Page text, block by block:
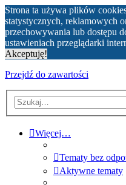
Strona ta używa plików
statystycznych, reklamowych
przechowywania lub dostępu
ustawieniach przeglądarki
Akceptuję!
Przejdź do zawartości
Więcej…
Tematy bez
Aktywne tematy